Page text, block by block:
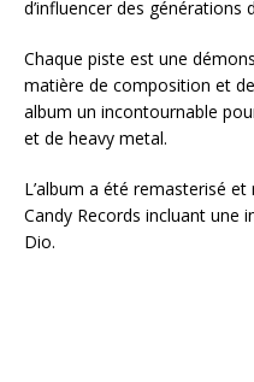
d’influencer des générations
Chaque piste est une
matière de composition et
album un incontournable
et de heavy metal.
L’album a été remasterisé
Candy Records incluant une
Dio.